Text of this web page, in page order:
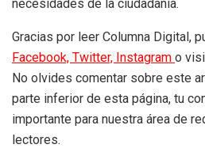
necesidades de la ciudadanía.
Gracias por leer Columna Digital,
Facebook, Twitter, Instagram o
No olvides comentar sobre este
parte inferior de esta página, tu
importante para nuestra área de
lectores.